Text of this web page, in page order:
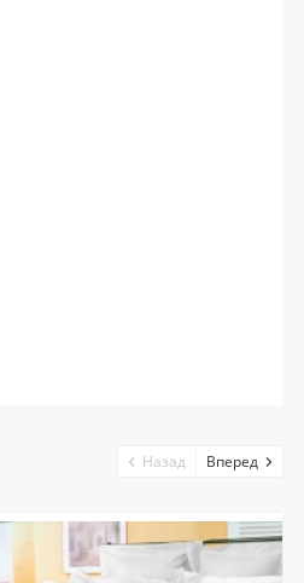
Назад Вперед